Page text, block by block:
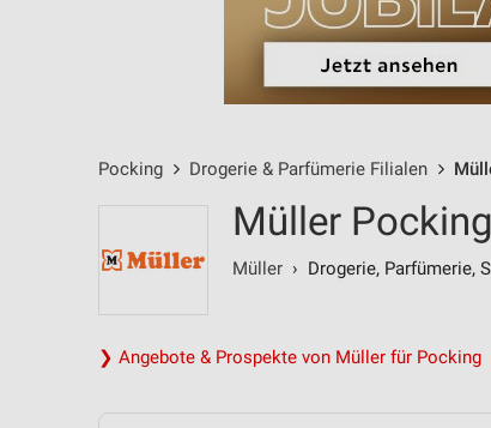
Pocking Drogerie & Parfümerie Filialen
Müller
Müller › Drogerie, Parfümerie,
❯ Angebote & Prospekte von Müller für Pocking